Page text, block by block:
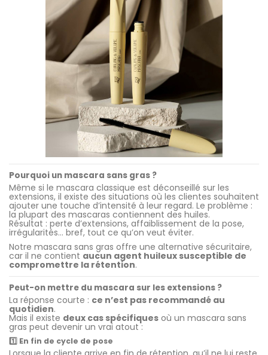
Pourquoi un mascara sans gras ?
Même si le mascara classique est déconseillé sur les
extensions, il existe des situations où les clientes souhaitent
ajouter une touche d’intensité à leur regard. Le problème :
la plupart des mascaras contiennent des huiles.
Résultat : perte d’extensions, affaiblissement de la pose,
irrégularités… bref, tout ce qu’on veut éviter.
Notre mascara sans gras offre une alternative sécuritaire,
car il ne contient aucun agent huileux susceptible de
compromettre la rétention.
Peut-on mettre du mascara sur les extensions ?
La réponse courte : ce n’est pas recommandé au
quotidien.
Mais il existe deux cas spécifiques où un mascara sans
gras peut devenir un vrai atout :
1️⃣ En fin de cycle de pose